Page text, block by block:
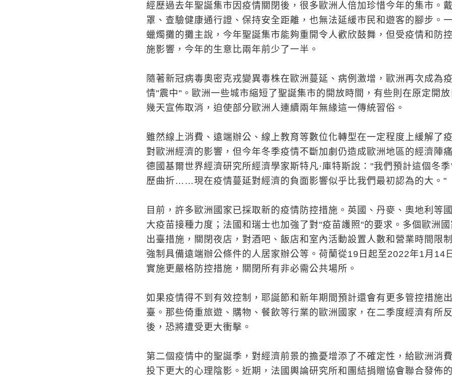
經歷過去年聖誕集市因疫情關閉後，很多歐洲人倍加珍惜今年的集市。
罩、查驗健康通行證、保持安全距離，也無法延緩市民和遊客的腳步。
蠟燭攤的攤主說，今年聖誕集市能夠重開令人歡欣鼓舞，但受疫情和防
施影響，今年的生意比兩年前少了一半。
隨著新冠病毒奧密克戎變異毒株在歐洲蔓延、病例激增，歐洲再次成為疫
情"震中"。歐洲一些城市縮短了聖誕集市的開放時間，有些則在原定開放
幾天宣佈取消，迫使部分歐洲人連續兩年無緣這一傳統習俗。
雖然線上消費、遠端辦公、線上教育等數位化轉型在一定程度上緩解了
對歐洲經濟的影響，但今年冬季疫情不斷加劇仍造成歐洲地區的經濟陣痛
德國基爾世界經濟研究所經濟學家斯特凡·庫特斯說："我們預計這個冬季
歷曲折……現在疫情蔓延對經濟的負面影響似乎比我們最初認為的大。"
目前，許多歐洲國家已採取新的疫情防控措施。英國、丹麥、奧地利等
大疫苗接種力度；法國和瑞士也加強了對"疫苗護照"的要求。多個歐洲國
出臺措施，關閉夜店，對酒吧、飯店和室內活動設置人數和營業時間限制
強制具備遠端辦公條件的人居家辦公等。荷蘭從19日起至2022年1月14
實施更嚴格防控措施，關閉所有非必需公共場所。
如果疫情得不到有效控制，耶誕節和新年期間預計還會有更多管控措施出
臺。那些倚重旅遊、購物、餐飲等行業的歐洲國家，在二季度經濟有所
後，恐將遭受更大衝擊。
第二個疫情中的聖誕季，對經濟前景的擔憂增添了不確定性，給歐洲消
投下更大的心理陰影。近期，法國輿論研究所和團結捐贈協會聯合發佈